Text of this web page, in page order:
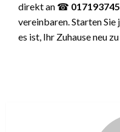
direkt an ☎︎
vereinbaren. Starten
es ist, Ihr Zuhause neu